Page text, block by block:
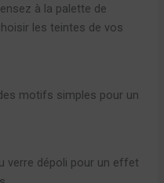
à la palette de
les teintes de vos
motifs simples pour un
verre dépoli pour un effet